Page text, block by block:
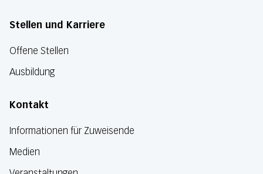
Stellen und Karriere
Offene Stellen
Ausbildung
Kontakt
Informationen für Zuweisende
Medien